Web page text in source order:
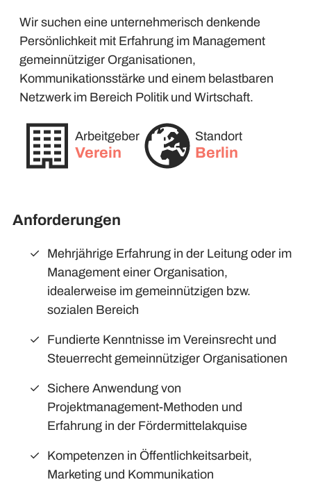
Wir suchen eine unternehmerisch denkende
Persönlichkeit mit Erfahrung im Management
gemeinnütziger Organisationen,
Kommunikationsstärke und einem belastbaren
Netzwerk im Bereich Politik und Wirtschaft.
Arbeitgeber
Verein
Standort
Berlin
Anforderungen
Mehrjährige Erfahrung in der Leitung oder im
Management einer Organisation,
idealerweise im gemeinnützigen bzw.
sozialen Bereich
Fundierte Kenntnisse im Vereinsrecht und
Steuerrecht gemeinnütziger Organisationen
Sichere Anwendung von
Projektmanagement-Methoden und
Erfahrung in der Fördermittelakquise
Kompetenzen in Öffentlichkeitsarbeit,
Marketing und Kommunikation